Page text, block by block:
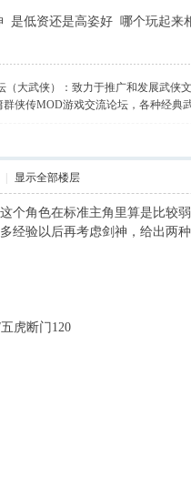
是低资还是高姿好 哪个玩起
（大武侠）：致力于推广和发展武侠
侠传MOD游戏交流论坛，各种经典
显示全部楼层
个角色在标准主角里算是比较
经验以后再考虑剑神，给出两
虎断门120